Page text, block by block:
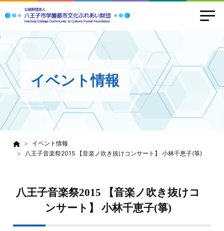
イベント情報
イベント情報
八王子音楽祭2015 【音楽ノ吹き抜けコンサート】 小林千恵子(箏)
八王子音楽祭2015 【音楽ノ吹き抜けコ
ンサート】 小林千恵子(箏)